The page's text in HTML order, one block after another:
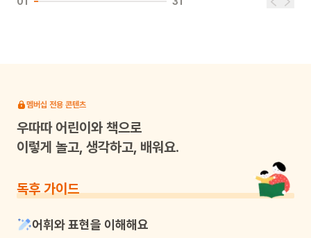
멤버십 전용 콘텐츠
우따따어린이와 책으로
이렇게 놀고, 생각하고, 배워요.
독후 가이드
어휘와 표현을 이해해요